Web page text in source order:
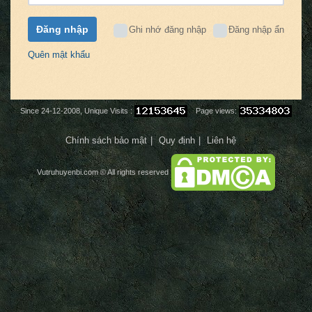
Ghi nhớ đăng nhập Đăng nhập ẩn
Đăng nhập
Quên mật khẩu
Since 24-12-2008, Unique Visits : Page views:
Chính sách bảo mật Quy định Liên hệ
Vutruhuyenbi.com© All rights reserved